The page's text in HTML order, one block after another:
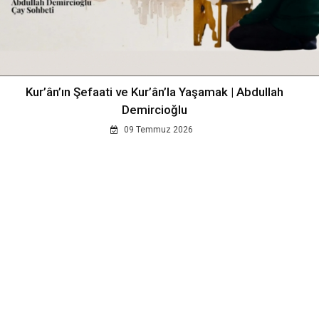
Kur’ân’ın Şefaati ve Kur’ân’la Yaşamak | Abdullah
Demircioğlu
09 Temmuz 2026